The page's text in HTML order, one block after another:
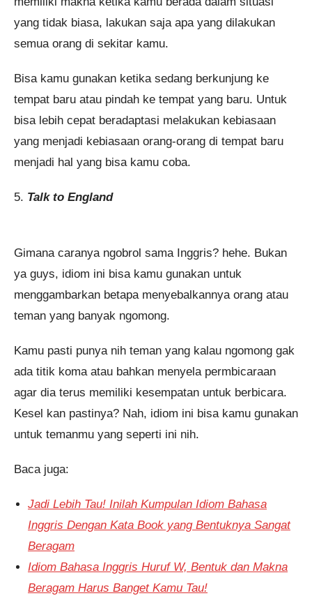
yang tidak biasa, lakukan saja apa yang dilakukan
semua orang di sekitar kamu.
Bisa kamu gunakan ketika sedang berkunjung ke
tempat baru atau pindah ke tempat yang baru. Untuk
bisa lebih cepat beradaptasi melakukan kebiasaan
yang menjadi kebiasaan orang-orang di tempat baru
menjadi hal yang bisa kamu coba.
5. Talk to England
Gimana caranya ngobrol sama Inggris? hehe. Bukan
ya guys, idiom ini bisa kamu gunakan untuk
menggambarkan betapa menyebalkannya orang atau
teman yang banyak ngomong.
Kamu pasti punya nih teman yang kalau ngomong gak
ada titik koma atau bahkan menyela permbicaraan
agar dia terus memiliki kesempatan untuk berbicara.
Kesel kan pastinya? Nah, idiom ini bisa kamu gunakan
untuk temanmu yang seperti ini nih.
Baca juga:
Jadi Lebih Tau! Inilah Kumpulan Idiom Bahasa
Inggris Dengan Kata Book yang Bentuknya Sangat
Beragam
Idiom Bahasa Inggris Huruf W, Bentuk dan Makna
Beragam Harus Banget Kamu Tau!